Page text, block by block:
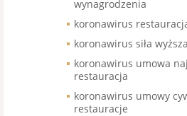
wynagrodzenia
koronawirus
koronawirus siła
koronawirus umowa
restauracja
koronawirus umowy
restauracje